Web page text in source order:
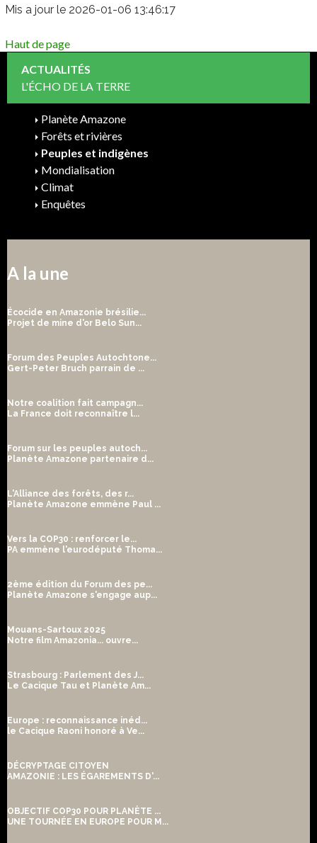
Mis a jour le 2026-01-06 13:46:17
Haut de page
ACTUALITÉS
L'ÉCHO DE LA TERRE
Planète Amazone
Forêts et rivières
Peuples et indigènes
Mondialisation
Climat
Enquêtes
A la une
Écocide en Amazonie brésilie...
Projet de mine d'or Belo Sun...
Forum des Peuples Autochtone...
Gert-Peter Bruch parrain de ...
Notre coalition fait campagn...
La France doit reconnaître l...
Forum sur les peuples autoch...
Planète Amazone partenaire d...
L'Alliance des forêts, des r...
Planète Amazone emmène Paul ...
Vers la COP30 : renforcer le...
PA emmène l'eurodéputé Thoma...
2ème édition du Forum des pe...
Planète Amazone s'engage aup...
Mouans-Sartoux 2025
Notre film Amazonia... ouvre...
Strasbourg : Parlement des J...
Le Cacique Tau et Planète Am...
Europe : reconnaissance inéd...
le Cacique Raoni honoré à Ve...
DÉCRYPTAGE CITOYEN
AMAZONIE : LES ÉGAREMENTS D'...
OBJECTIF COP30 POUR PLANÈTE ...
UNE TOURNÉE EN EUROPE POUR M...